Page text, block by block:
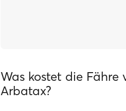
Was kostet die Fähre
Arbatax?